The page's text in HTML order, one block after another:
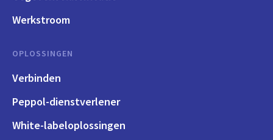
Werkstroom
OPLOSSINGEN
Verbinden
Peppol-dienstverlener
White-labeloplossingen